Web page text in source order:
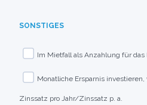
SONSTIGES
Im Mietfall als Anzahlung für das
Monatliche Ersparnis
Zinssatz pro Jahr/Zinssatz p. a.